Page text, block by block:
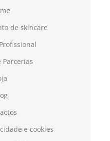
de skincare
Parcerias
e cookies